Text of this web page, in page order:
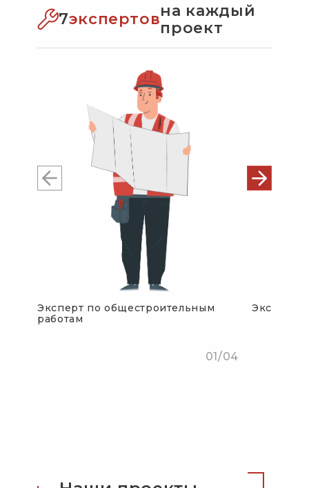
7экспертовна каждый
проект
Эксперт по общестроительным
работам
Эксперт
01/04